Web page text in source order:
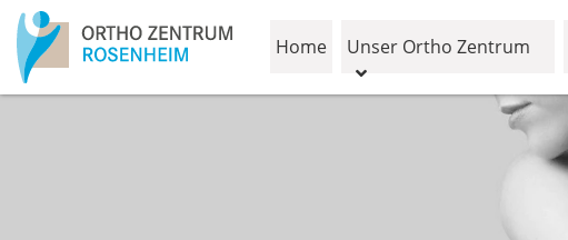
Home Unser Ortho Zentrum